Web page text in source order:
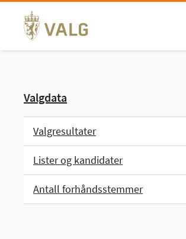
Hopp
til
innhold
Valgdata
Valgresultater
Lister og kandidater
Antall forhåndsstemmer